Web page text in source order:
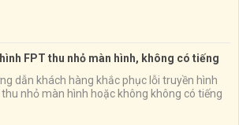
FPT thu nhỏ màn hình, không có tiếng
dẫn khách hàng khắc phục lỗi truyền hình
thu nhỏ màn hình hoặc không không có tiếng